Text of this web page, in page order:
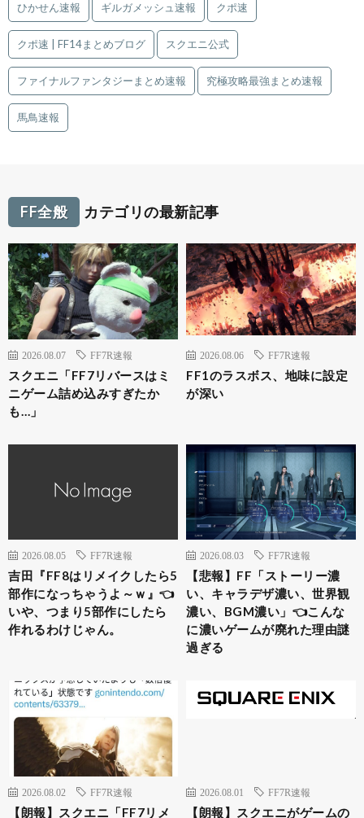
ひかせん速報 ギルガメッシュ速報 クポ速
クポ速 | FF14まとめブログ スクエニ公式
ファイナルファンタジーまとめ速報 究極攻略最強まとめ速報
馬鳥速報
FF全般 カテゴリの最新記事
2026.08.07 FF7R速報
スクエニ「FF7リバースはミ
ニゲーム詰め込みすぎたか
も…」
2026.08.06 FF7R速報
FF1のラスボス、地味に設定
が深い
2026.08.05 FF7R速報
吉田『FF8はリメイクしたら5
部作になっちゃうよ～ｗ』👈
いや、つまり5部作にしたら
作れるわけじゃん。
2026.08.03 FF7R速報
【悲報】FF「ストーリー濃
い、キャラデザ濃い、世界観
濃い、BGM濃い」👈こんな
に濃いゲームが廃れた理由謎
過ぎる
2026.08.02 FF7R速報
【朗報】スクエニ「FF7リメ
2026.08.01 FF7R速報
【朗報】スクエニがゲームの